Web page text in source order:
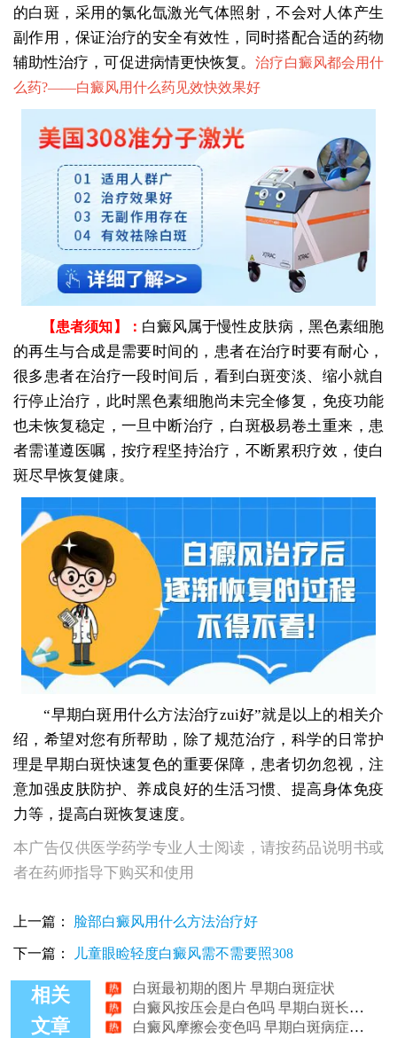
的白斑，采用的氯化氙激光气体照射，不会对人体产生
副作用，保证治疗的安全有效性，同时搭配合适的药物
辅助性治疗，可促进病情更快恢复。治疗白癜风都会用什
么药?——白癜风用什么药见效快效果好
【患者须知】： 白癜风属于慢性皮肤病，黑色素细胞
的再生与合成是需要时间的，患者在治疗时要有耐心，
很多患者在治疗一段时间后，看到白斑变淡、缩小就自
行停止治疗，此时黑色素细胞尚未完全修复，免疫功能
也未恢复稳定，一旦中断治疗，白斑极易卷土重来，患
者需谨遵医嘱，按疗程坚持治疗，不断累积疗效，使白
斑尽早恢复健康。
“早期白斑用什么方法治疗zui好”就是以上的相关介
绍，希望对您有所帮助，除了规范治疗，科学的日常护
理是早期白斑快速复色的重要保障，患者切勿忽视，注
意加强皮肤防护、养成良好的生活习惯、提高身体免疫
力等，提高白斑恢复速度。
本广告仅供医学药学专业人士阅读，请按药品说明书或
者在药师指导下购买和使用
上一篇： 脸部白癜风用什么方法治疗好
下一篇： 儿童眼睑轻度白癜风需不需要照308
相关
文章
白癜风起初长什么样 早期白斑在伍德灯下有荧光吗
女性早期白斑病症表现
白癜风按压会是白色吗 早期白斑长什么样子
白癜风摩擦会变色吗 早期白斑病症表现
检测早期白斑是否白癜风的方法是什么